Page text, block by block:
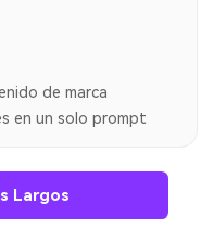
de marca
en un solo prompt
Largos